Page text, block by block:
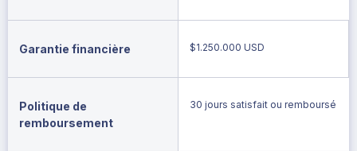
Garantie financière $1.250.000 USD
Politique de
remboursement
30 jours satisfait ou remboursé